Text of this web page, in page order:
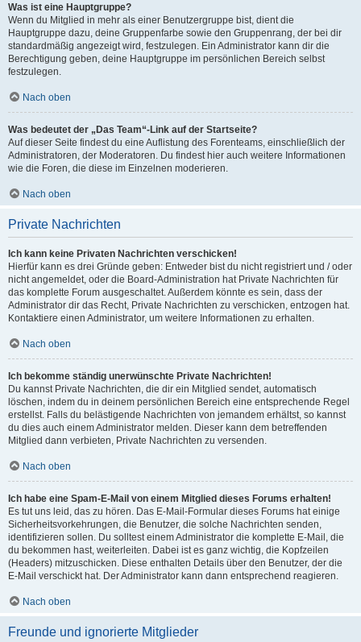
Was ist eine Hauptgruppe?
Wenn du Mitglied in mehr als einer Benutzergruppe bist, dient die
Hauptgruppe dazu, deine Gruppenfarbe sowie den Gruppenrang, der bei dir
standardmäßig angezeigt wird, festzulegen. Ein Administrator kann dir die
Berechtigung geben, deine Hauptgruppe im persönlichen Bereich selbst
festzulegen.
Nach oben
Was bedeutet der „Das Team“-Link auf der Startseite?
Auf dieser Seite findest du eine Auflistung des Forenteams, einschließlich der
Administratoren, der Moderatoren. Du findest hier auch weitere Informationen
wie die Foren, die diese im Einzelnen moderieren.
Nach oben
Private Nachrichten
Ich kann keine Privaten Nachrichten verschicken!
Hierfür kann es drei Gründe geben: Entweder bist du nicht registriert und / oder
nicht angemeldet, oder die Board-Administration hat Private Nachrichten für
das komplette Forum ausgeschaltet. Außerdem könnte es sein, dass der
Administrator dir das Recht, Private Nachrichten zu verschicken, entzogen hat.
Kontaktiere einen Administrator, um weitere Informationen zu erhalten.
Nach oben
Ich bekomme ständig unerwünschte Private Nachrichten!
Du kannst Private Nachrichten, die dir ein Mitglied sendet, automatisch
löschen, indem du in deinem persönlichen Bereich eine entsprechende Regel
erstellst. Falls du belästigende Nachrichten von jemandem erhältst, so kannst
du dies auch einem Administrator melden. Dieser kann dem betreffenden
Mitglied dann verbieten, Private Nachrichten zu versenden.
Nach oben
Ich habe eine Spam-E-Mail von einem Mitglied dieses Forums erhalten!
Es tut uns leid, das zu hören. Das E-Mail-Formular dieses Forums hat einige
Sicherheitsvorkehrungen, die Benutzer, die solche Nachrichten senden,
identifizieren sollen. Du solltest einem Administrator die komplette E-Mail, die
du bekommen hast, weiterleiten. Dabei ist es ganz wichtig, die Kopfzeilen
(Headers) mitzuschicken. Diese enthalten Details über den Benutzer, der die
E-Mail verschickt hat. Der Administrator kann dann entsprechend reagieren.
Nach oben
Freunde und ignorierte Mitglieder